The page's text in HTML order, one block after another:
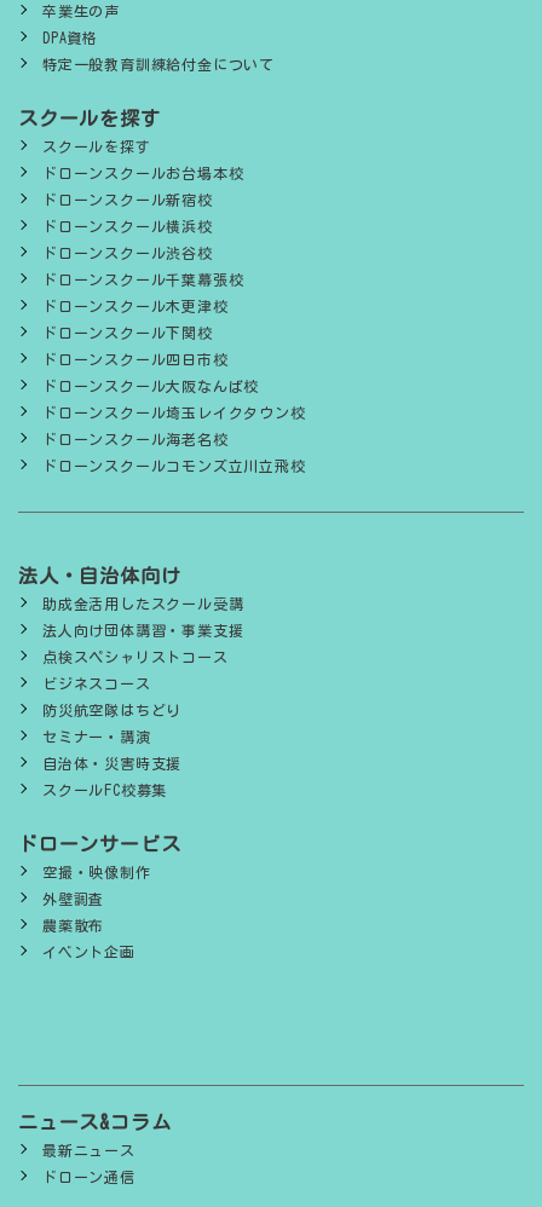
卒業生の声
DPA資格
特定一般教育訓練給付金について
スクールを探す
スクールを探す
ドローンスクールお台場本校
ドローンスクール新宿校
ドローンスクール横浜校
ドローンスクール渋谷校
ドローンスクール千葉幕張校
ドローンスクール木更津校
ドローンスクール下関校
ドローンスクール四日市校
ドローンスクール大阪なんば校
ドローンスクール埼玉レイクタウン校
ドローンスクール海老名校
ドローンスクールコモンズ立川立飛校
法人・自治体向け
助成金活用したスクール受講
法人向け団体講習・事業支援
点検スペシャリストコース
ビジネスコース
防災航空隊はちどり
セミナー・講演
自治体・災害時支援
スクールFC校募集
ドローンサービス
空撮・映像制作
外壁調査
農薬散布
イベント企画
ニュース&コラム
最新ニュース
ドローン通信